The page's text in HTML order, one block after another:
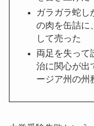
ガラガラ蛇し
の肉を缶詰に
して売った
両足を失って
治に関心が出
ージア州の州